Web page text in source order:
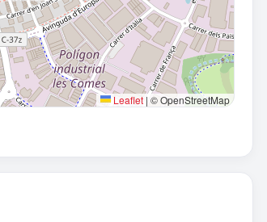
Leaflet | © OpenStreetMap